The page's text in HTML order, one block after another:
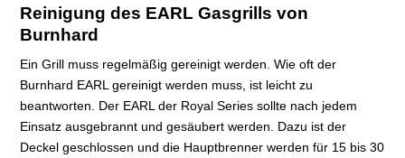
Reinigung des EARL Gasgrills von
Burnhard
Ein Grill muss regelmäßig gereinigt werden. Wie oft der
Burnhard EARL gereinigt werden muss, ist leicht zu
beantworten. Der EARL der Royal Series sollte nach jedem
Einsatz ausgebrannt und gesäubert werden. Dazu ist der
Deckel geschlossen und die Hauptbrenner werden für 15 bis 30